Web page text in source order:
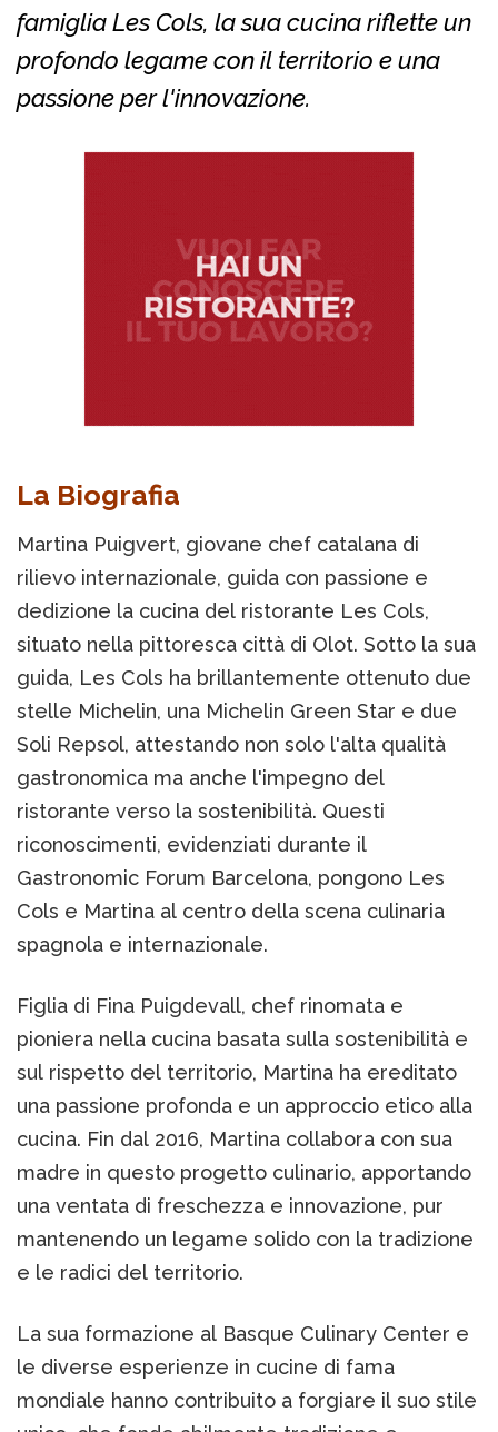
famiglia Les Cols, la sua cucina riflette un
profondo legame con il territorio e una
passione per l'innovazione.
La Biografia
Martina Puigvert, giovane chef catalana di
rilievo internazionale, guida con passione e
dedizione la cucina del ristorante Les Cols,
situato nella pittoresca città di Olot. Sotto la sua
guida, Les Cols ha brillantemente ottenuto due
stelle Michelin, una Michelin Green Star e due
Soli Repsol, attestando non solo l'alta qualità
gastronomica ma anche l'impegno del
ristorante verso la sostenibilità. Questi
riconoscimenti, evidenziati durante il
Gastronomic Forum Barcelona, pongono Les
Cols e Martina al centro della scena culinaria
spagnola e internazionale.
Figlia di Fina Puigdevall, chef rinomata e
pioniera nella cucina basata sulla sostenibilità e
sul rispetto del territorio, Martina ha ereditato
una passione profonda e un approccio etico alla
cucina. Fin dal 2016, Martina collabora con sua
madre in questo progetto culinario, apportando
una ventata di freschezza e innovazione, pur
mantenendo un legame solido con la tradizione
e le radici del territorio.
La sua formazione al Basque Culinary Center e
le diverse esperienze in cucine di fama
mondiale hanno contribuito a forgiare il suo stile